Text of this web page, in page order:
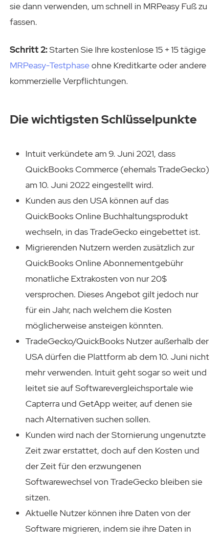
sie dann verwenden, um schnell in MRPeasy Fuß zu
fassen.
Schritt 2:Starten Sie Ihre kostenlose 15 + 15 tägige
MRPeasy-Testphaseohne Kreditkarte oder andere
kommerzielle Verpflichtungen.
Die wichtigsten Schlüsselpunkte
Intuit verkündete am 9. Juni 2021, dass
QuickBooks Commerce (ehemals TradeGecko)
am 10. Juni 2022 eingestellt wird.
Kunden aus den USA können auf das
QuickBooks Online Buchhaltungsprodukt
wechseln, in das TradeGecko eingebettet ist.
Migrierenden Nutzern werden zusätzlich zur
QuickBooks Online Abonnementgebühr
monatliche Extrakosten von nur 20$
versprochen. Dieses Angebot gilt jedoch nur
für ein Jahr, nach welchem die Kosten
möglicherweise ansteigen könnten.
TradeGecko/QuickBooks Nutzer außerhalb der
USA dürfen die Plattform ab dem 10. Juni nicht
mehr verwenden. Intuit geht sogar so weit und
leitet sie auf Softwarevergleichsportale wie
Capterra und GetApp weiter, auf denen sie
nach Alternativen suchen sollen.
Kunden wird nach der Stornierung ungenutzte
Zeit zwar erstattet, doch auf den Kosten und
der Zeit für den erzwungenen
Softwarewechsel von TradeGecko bleiben sie
sitzen.
Aktuelle Nutzer können ihre Daten von der
Software migrieren, indem sie ihre Daten in